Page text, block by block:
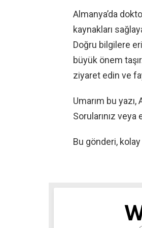
Almanya’da
kaynakları
Doğru bilgilere
büyük önem
ziyaret edin ve
Umarım bu
Sorularınız
Bu gönderi,
NEWSLETTER